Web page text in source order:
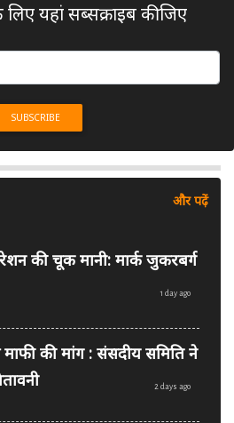
यहां सब्सक्राइब कीजिए
और पढ़ें
की चूक मानी: मार्क जुकरबर्ग
1 day ago
की मांग : संसदीय समिति ने
2 days ago